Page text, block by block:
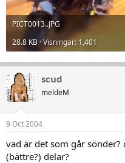
PICT0013..JPG
28.8 KB · Visningar: 1,401
scud
meldeM
9 Oct 2004
vad är det som går
(bättre?) delar?